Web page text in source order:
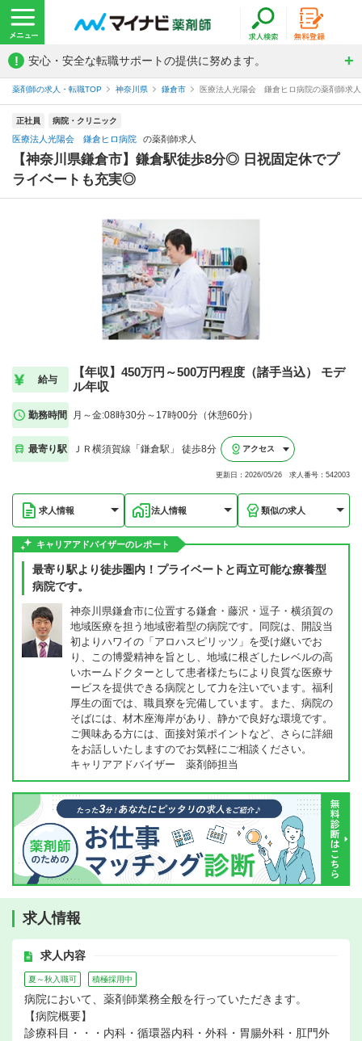
! 安心・安全な転職サポートの提供に努めます。
薬剤師の求人・転職TOP 神奈川県 鎌倉市 医療法人光陽会 鎌倉ヒロ病院の薬剤師求人
正社員 病院・クリニック
医療法人光陽会 鎌倉ヒロ病院 の薬剤師求人
【神奈川県鎌倉市】鎌倉駅徒歩8分◎ 日祝固定休でプ
ライベートも充実◎
給与
【年収】450万円～500万円程度（諸手当込） モデ
ル年収
勤務時間 月～金:08時30分～17時00分（休憩60分）
最寄り駅 ＪＲ横須賀線「鎌倉駅」 徒歩8分 アクセス
更新日：2026/05/26 求人番号：542003
求人情報 法人情報 類似の求人
キャリアアドバイザーのレポート
最寄り駅より徒歩圏内！プライベートと両立可能な療養型
病院です。
神奈川県鎌倉市に位置する鎌倉・藤沢・逗子・横須賀の
地域医療を担う地域密着型の病院です。同院は、開設当
初よりハワイの「アロハスピリッツ」を受け継いでお
り、この博愛精神を旨とし、地域に根ざしたレベルの高
いホームドクターとして患者様たちにより良質な医療サ
ービスを提供できる病院として力を注いでいます。福利
厚生の面では、職員寮を完備しています。また、病院の
そばには、材木座海岸があり、静かで良好な環境です。
ご興味ある方には、面接対策ポイントなど、さらに詳細
をお話しいたしますのでお気軽にご相談ください。
キャリアアドバイザー 薬剤師担当
求人情報
求人内容
夏～秋入職可 積極採用中
病院において、薬剤師業務全般を行っていただきます。
【病院概要】
診療科目・・・内科・循環器内科・外科・胃腸外科・肛門外